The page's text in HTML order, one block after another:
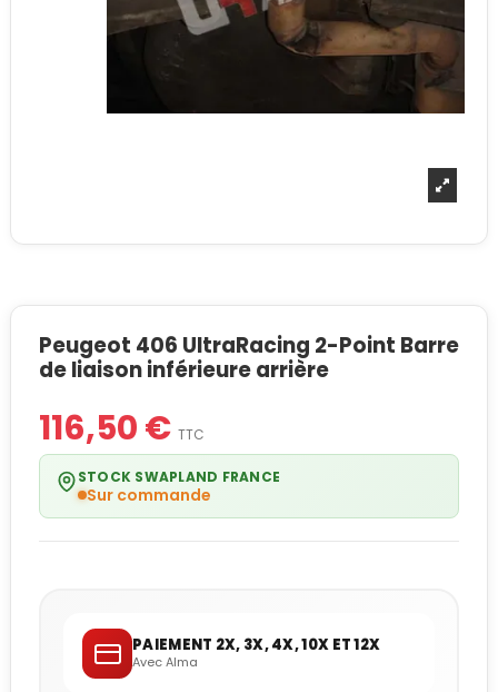
Peugeot 406 UltraRacing 2-Point Barre
de liaison inférieure arrière
116,50 € TTC
STOCK SWAPLAND FRANCE
Sur commande
PAIEMENT 2X, 3X, 4X, 10X ET 12X
Avec Alma